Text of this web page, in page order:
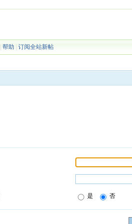
|帮助 |订阅全站新帖
是 否